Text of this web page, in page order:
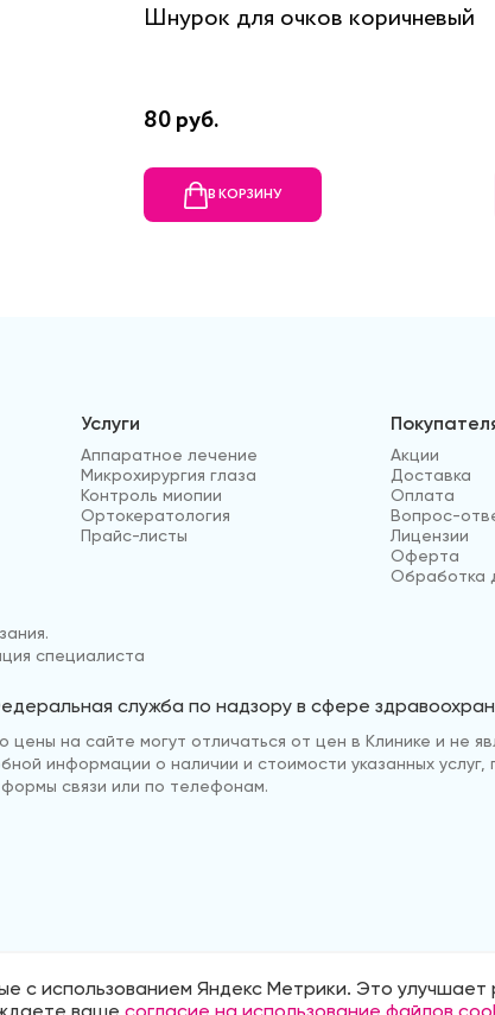
Шнурок для очков коричневый
80 руб.
В КОРЗИНУ
Услуги
Аппаратное лечение
Микрохирургия глаза
Контроль миопии
Ортокератология
Прайс-листы
Акции
Доставка
Оплата
Вопрос-
Лицензии
Оферта
Обработка
специалиста
служба по надзору в сфере
на сайте могут отличаться от цен в Клинике и не
информации о наличии и стоимости указанных
связи или по телефонам.
Политика обработки персональных данных
с использованием Яндекс Метрики. Это улучшает